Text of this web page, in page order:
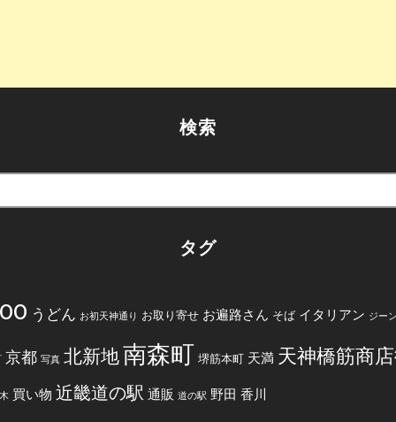
検索
タグ
うどん お初天神通り お取り寄せ お遍路さん そば イタリアン ジー
京都 写真 北新地南森町 堺筋本町 天満 天神橋筋商
買い物 近畿道の駅 通販 道の駅 野田 香川